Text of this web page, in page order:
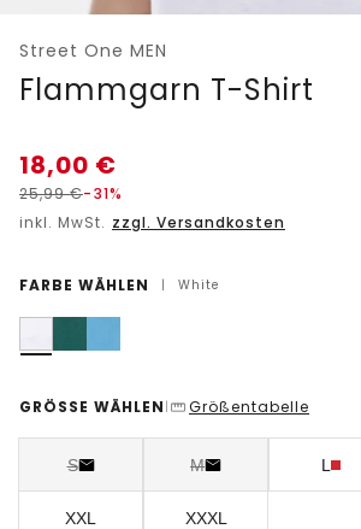
Street One MEN
Flammgarn T-Shirt
18,00 €
25,99€-31%
inkl. MwSt. zzgl. Versandkosten
FARBE WÄHLEN | White
GRÖSSE WÄHLEN | Größentabelle
S M L
XXL XXXL